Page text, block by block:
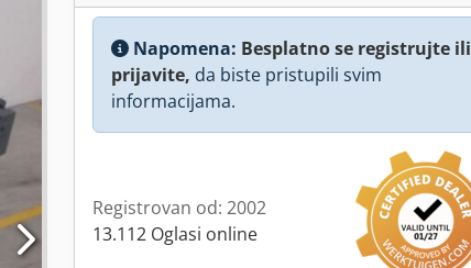
Napomena: Besplatno se registrujte ili
prijavite, da biste pristupili svim
informacijama.
Registrovan od: 2002
13.112 Oglasi online